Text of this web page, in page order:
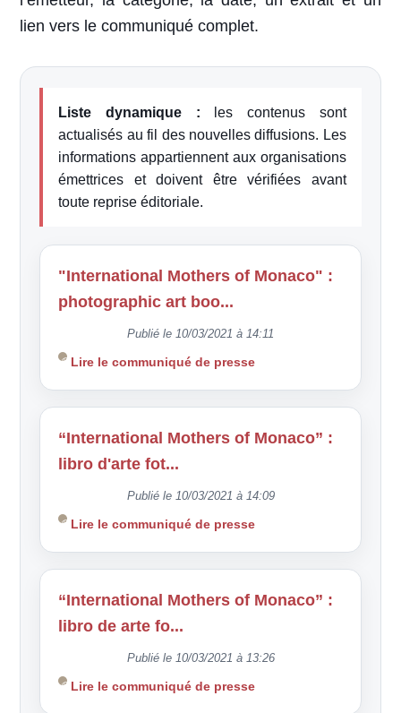
lien vers le communiqué complet.
Liste dynamique : les contenus sont
actualisés au fil des nouvelles diffusions. Les
informations appartiennent aux organisations
émettrices et doivent être vérifiées avant
toute reprise éditoriale.
"International Mothers of Monaco" :
photographic art boo...
Publié le 10/03/2021 à 14:11
Lire le communiqué de presse
“International Mothers of Monaco” :
libro d'arte fot...
Publié le 10/03/2021 à 14:09
Lire le communiqué de presse
“International Mothers of Monaco” :
libro de arte fo...
Publié le 10/03/2021 à 13:26
Lire le communiqué de presse